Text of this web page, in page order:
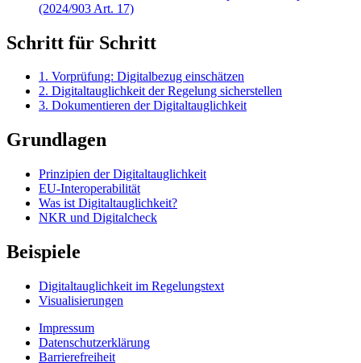
(2024/903 Art. 17)
Schritt für Schritt
1. Vorprüfung: Digitalbezug einschätzen
2. Digitaltauglichkeit der Regelung sicherstellen
3. Dokumentieren der Digitaltauglichkeit
Grundlagen
Prinzipien der Digitaltauglichkeit
EU-Interoperabilität
Was ist Digitaltauglichkeit?
NKR und Digitalcheck
Beispiele
Digitaltauglichkeit im Regelungstext
Visualisierungen
Impressum
Datenschutzerklärung
Barrierefreiheit